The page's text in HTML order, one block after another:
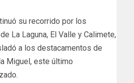
su recorrido por los
La Laguna, El Valle y Calimete,
a los destacamentos de
Miguel, este último